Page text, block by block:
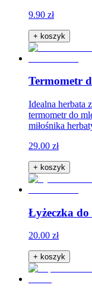
9.90 zł
+ koszyk
Termometr
Idealna herbata
termometr do
miłośnika
29.00 zł
+ koszyk
Łyżeczka
20.00 zł
+ koszyk